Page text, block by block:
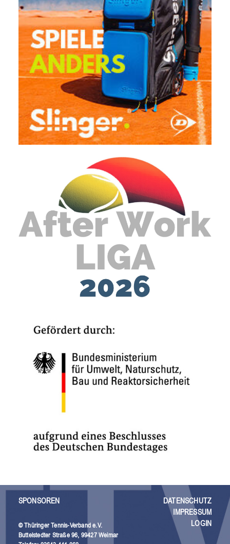
SPONSOREN
DATENSCHUTZ
IMPRESSUM
LOGIN
© Thüringer Tennis-Verband e.V.
Buttelstedter Straße 96, 99427 Weimar